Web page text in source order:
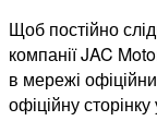
Щоб постійно
компанії JAC
в мережі
офіційну сторінку